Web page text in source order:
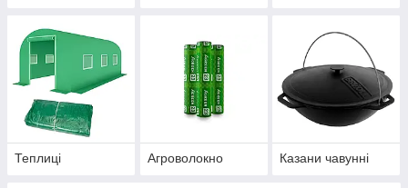
Теплиці Агроволокно Казани чавунні